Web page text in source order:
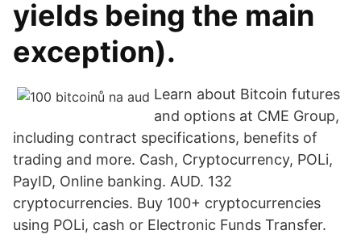
yields being the main
exception).
Learn about Bitcoin futures
and options at CME Group,
including contract specifications, benefits of
trading and more. Cash, Cryptocurrency, POLi,
PayID, Online banking. AUD. 132
cryptocurrencies. Buy 100+ cryptocurrencies
using POLi, cash or Electronic Funds Transfer.